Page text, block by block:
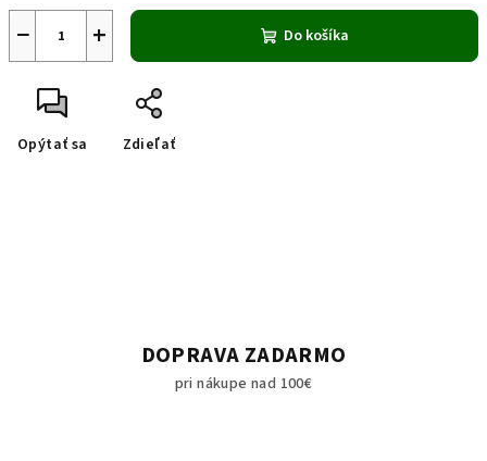
+
− Do košíka
Opýtať sa Zdieľať
DOPRAVA ZADARMO
pri nákupe nad 100€